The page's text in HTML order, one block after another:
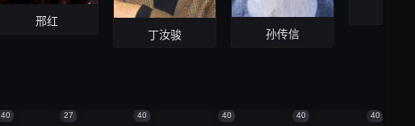
邢红
丁汝骏
孙传信
40 27 40 40 40 40